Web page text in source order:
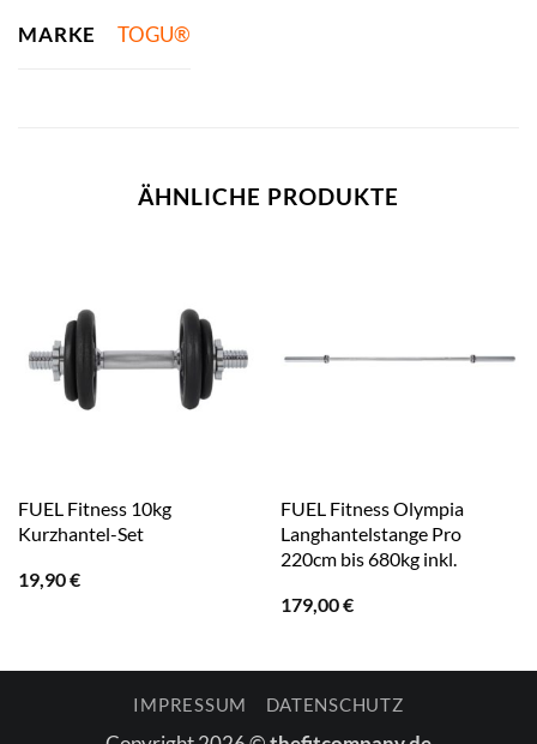
MARKE TOGU®
ÄHNLICHE PRODUKTE
FUEL Fitness 10kg
Kurzhantel-Set
19,90€
FUEL Fitness Olympia
Langhantelstange Pro
220cm bis 680kg inkl.
179,00€
IMPRESSUM DATENSCHUTZ